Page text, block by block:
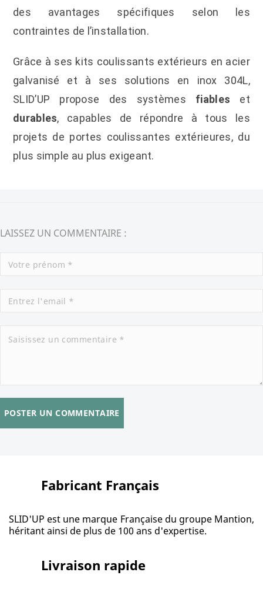
des avantages spécifiques selon les
contraintes de l’installation.
Grâce à ses kits coulissants extérieurs en acier
galvanisé et à ses solutions en inox 304L,
SLID’UP propose des systèmes fiables et
durables, capables de répondre à tous les
projets de portes coulissantes extérieures, du
plus simple au plus exigeant.
LAISSEZ UN COMMENTAIRE :
POSTER UN COMMENTAIRE
Fabricant Français
SLID'UP est une marque Française du groupe Mantion,
héritant ainsi de plus de 100 ans d'expertise.
Livraison rapide